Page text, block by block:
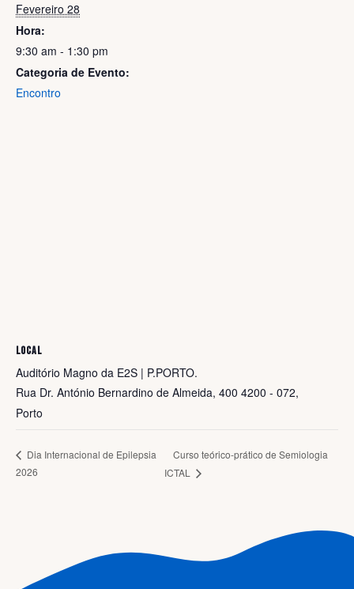
Fevereiro 28
Hora:
9:30 am - 1:30 pm
Categoria de Evento:
Encontro
LOCAL
Auditório Magno da E2S | P.PORTO.
Rua Dr. António Bernardino de Almeida, 400 4200 - 072,
Porto
Dia Internacional de Epilepsia
2026
Curso teórico-prático de Semiologia
ICTAL